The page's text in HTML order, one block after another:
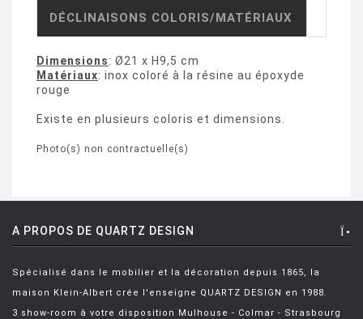
DÉCLINAISONS COLORIS/MATÉRIAUX
Dimensions: Ø21 x H9,5 cm
Matériaux: inox coloré à la résine au époxyde
rouge
Existe en plusieurs coloris et dimensions.
Photo(s) non contractuelle(s)
A PROPOS DE QUARTZ DESIGN
Spécialisé dans le mobilier et la décoration depuis 1865, la
maison Klein-Albert crée l'enseigne QUARTZ DESIGN en 1988.
3 show-room à votre disposition Mulhouse - Colmar - Strasbourg